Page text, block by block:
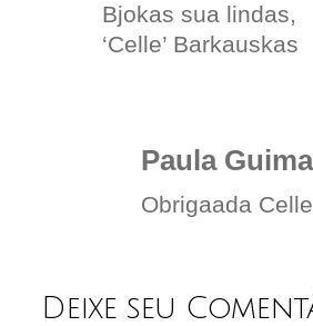
Bjokas sua lindas,
‘Celle’ Barkauskas
Paula
Obrigaada
Deixe seu